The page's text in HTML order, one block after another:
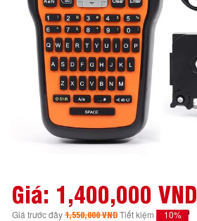
Giá: 1,400,000 VND
Giá trước đây1,550,000 VNDTiết kiệm 10%